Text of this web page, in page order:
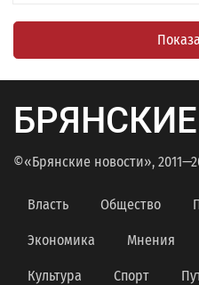
БРЯНСКИЕ
©«Брянские новости»,
Власть Общество
Экономика Мнения
Культура Спорт